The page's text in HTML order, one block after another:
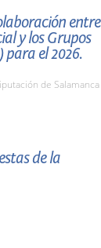
entre
y los Grupos
para el 2026.
de Salamanca
de la